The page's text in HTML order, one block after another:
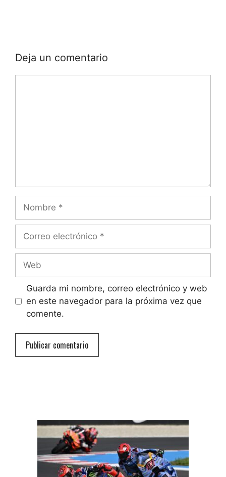
Deja un comentario
Nombre
Correo
Web
Guarda mi nombre, correo electrónico y web
en este navegador para la próxima vez que
comente.